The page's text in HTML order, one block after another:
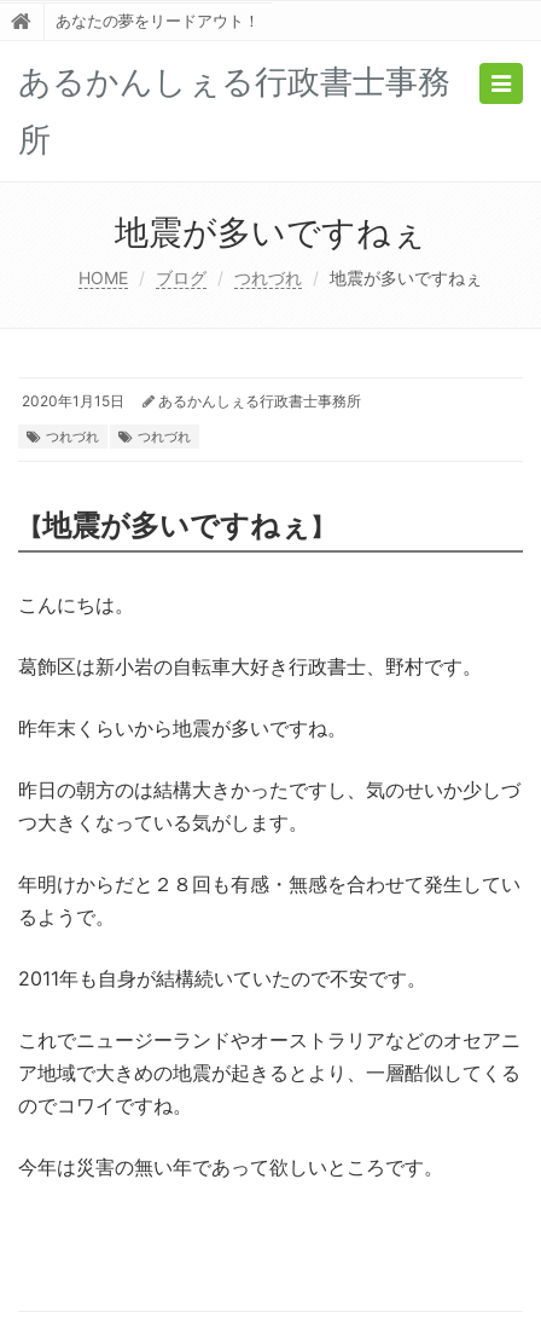
あなたの夢をリードアウト！
あるかんしぇる行政書士事務
所
地震が多いですねぇ
HOME ブログ つれづれ 地震が多いですねぇ
2020年1月15日 あるかんしぇる行政書士事務所
つれづれ つれづれ
【地震が多いですねぇ 】
こんにちは。
葛飾区は新小岩の自転車大好き行政書士、野村です。
昨年末くらいから地震が多いですね。
昨日の朝方のは結構大きかったですし、気のせいか少しづ
つ大きくなっている気がします。
年明けからだと２８回も有感・無感を合わせて発生してい
るようで。
2011年も自身が結構続いていたので不安です。
これでニュージーランドやオーストラリアなどのオセアニ
ア地域で大きめの地震が起きるとより、一層酷似してくる
のでコワイですね。
今年は災害の無い年であって欲しいところです。